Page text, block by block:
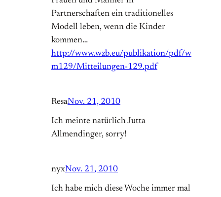
Partnerschaften ein traditionelles
Modell leben, wenn die Kinder
kommen…
http://www.wzb.eu/publikation/pdf/w
m129/Mitteilungen-129.pdf
ResaNov. 21, 2010
Ich meinte natürlich Jutta
Allmendinger, sorry!
nyxNov. 21, 2010
Ich habe mich diese Woche immer mal